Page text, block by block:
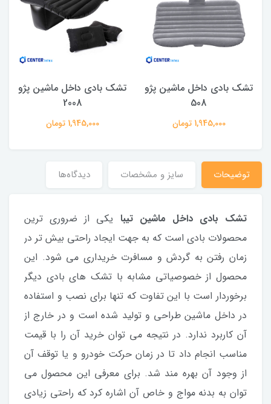
تشک بادی داخل ماشین پژو
508
1,945,000 تومان
تشک بادی داخل ماشین پژو
2008
1,945,000 تومان
توضیحات سایز و مشخصات دیدگاه‌ها
تشک بادی داخل ماشین تیبا یکی از ضروری ترین
محصولات بادی است که به جهت ایجاد راحتی بیش تر در
زمان رفتن به گردش و مسافرت خریداری می شود. این
محصول از خصوصیاتی مشابه با تشک های بادی دیگر
برخوردار است با این تفاوت که تنها برای نصب و استفاده
در داخل ماشین طراحی و تولید شده است و در خارج از
آن کاربرد ندارد. در نتیجه می توان خرید آن را با قیمت
مناسب انجام داد تا در زمان حرکت خودرو و یا توقف آن
از وجود آن بهره مند شد. برای معرفی این محصول می
توان به بدنه مواج و خاص آن اشاره کرد که راحتی زیادی